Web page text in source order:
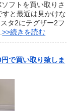
フトを買い取りさ
と最近は見かけな
タ2にテグザー2フ
>>続きを読む
で買い取り致しま